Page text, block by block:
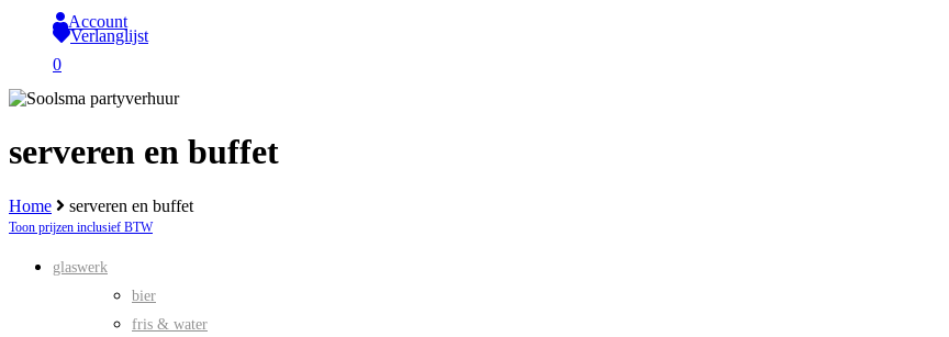
Account
Verlanglijst
search
0
serveren en buffet
Home serveren en buffet
Toon prijzen inclusief BTW
glaswerk
bier
fris & water